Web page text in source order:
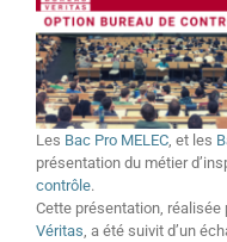
Les Bac Pro MELEC , et les
présentation du métier
contrôle.
Cette présentation, réalisée
Véritas , a été suivit d’un